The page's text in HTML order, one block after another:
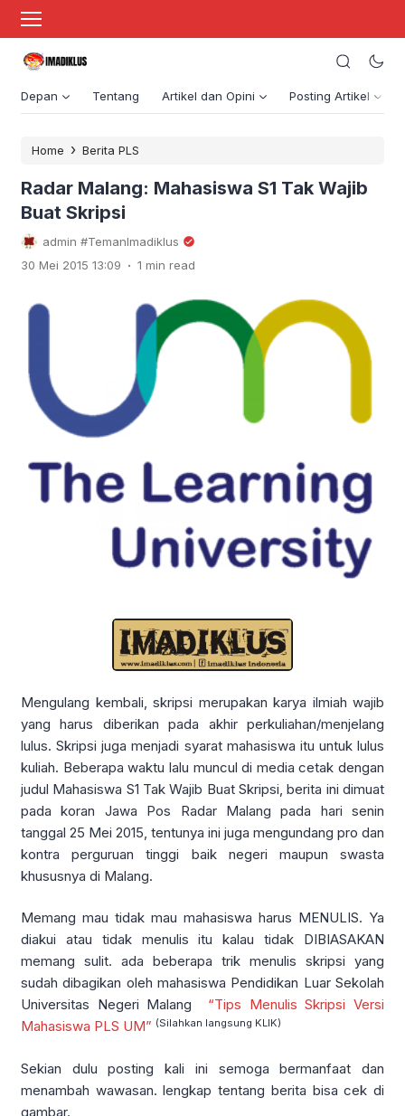
Depan Tentang Artikel dan Opini Posting Artikel
Home › Berita PLS
Radar Malang: Mahasiswa S1 Tak Wajib
Buat Skripsi
admin #TemanImadiklus
30 Mei 2015 13:09 . 1 min read
Mengulang kembali, skripsi merupakan karya ilmiah wajib
yang harus diberikan pada akhir perkuliahan/menjelang
lulus. Skripsi juga menjadi syarat mahasiswa itu untuk lulus
kuliah. Beberapa waktu lalu muncul di media cetak dengan
judul Mahasiswa S1 Tak Wajib Buat Skripsi, berita ini dimuat
pada koran Jawa Pos Radar Malang pada hari senin
tanggal 25 Mei 2015, tentunya ini juga mengundang pro dan
kontra perguruan tinggi baik negeri maupun swasta
khususnya di Malang.
Memang mau tidak mau mahasiswa harus MENULIS. Ya
diakui atau tidak menulis itu kalau tidak DIBIASAKAN
memang sulit. ada beberapa trik menulis skripsi yang
sudah dibagikan oleh mahasiswa Pendidikan Luar Sekolah
Universitas Negeri Malang “Tips Menulis Skripsi Versi
Mahasiswa PLS UM” (Silahkan langsung KLIK)
Sekian dulu posting kali ini semoga bermanfaat dan
menambah wawasan. lengkap tentang berita bisa cek di
gambar.